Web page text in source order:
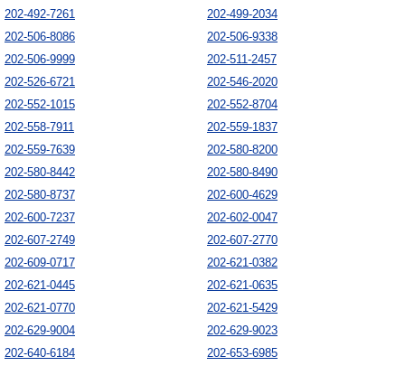
202-492-7261
202-499-2034
202-506-8086
202-506-9338
202-506-9999
202-511-2457
202-526-6721
202-546-2020
202-552-1015
202-552-8704
202-558-7911
202-559-1837
202-559-7639
202-580-8200
202-580-8442
202-580-8490
202-580-8737
202-600-4629
202-600-7237
202-602-0047
202-607-2749
202-607-2770
202-609-0717
202-621-0382
202-621-0445
202-621-0635
202-621-0770
202-621-5429
202-629-9004
202-629-9023
202-640-6184
202-653-6985